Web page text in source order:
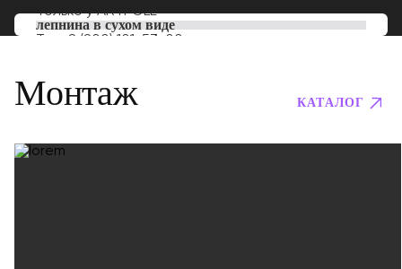
Только уARTPOLE
лепнина в сухом виде
Тел: 8 (800) 101-53-00
Монтаж КАТАЛОГ